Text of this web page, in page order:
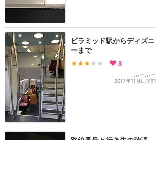
ピラミッド駅からディズニ
ーまで
★★★ ★★ 3
ふーふー
2017年11月に訪問
路線番号と行き先の確認